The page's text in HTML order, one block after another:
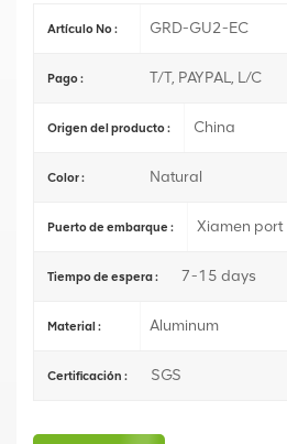
Artículo No : GRD-GU2-EC
Pago : T/T, PAYPAL, L/C
Origen del producto : China
Color : Natural
Puerto de embarque : Xiamen port
Tiempo de espera : 7-15 days
Material : Aluminum
Certificación : SGS